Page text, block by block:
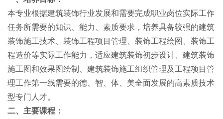
本专业根据建筑装饰行业发展和需要完成职业岗位实际工作
任务所需要的知识、能力、素质要求，培养具备较强的建筑
装饰施工技术、装饰工程项目管理、装饰工程绘图、装饰工
程造价等实际工作能力，适应建筑装饰初步设计、建筑装饰
施工图和效果图绘制、建筑装饰施工组织管理及工程项目管
理工作第一线需要的德、智、体、美全面发展的高素质技术
型专门人才。
二、主要课程：